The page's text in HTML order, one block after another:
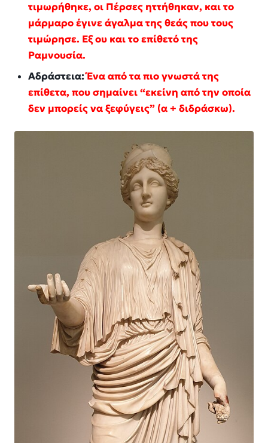
τιμωρήθηκε, οι Πέρσες ηττήθηκαν, και το
μάρμαρο έγινε άγαλμα της θεάς που τους
τιμώρησε. Εξ ου και το επίθετό της
Ραμνουσία.
Αδράστεια:Ένα από τα πιο γνωστά της
επίθετα, που σημαίνει “εκείνη από την οποία
δεν μπορείς να ξεφύγεις” (α + διδράσκω).